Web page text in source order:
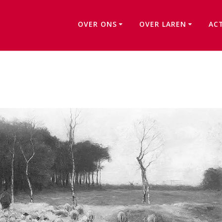
OVER ONS OVER LAREN